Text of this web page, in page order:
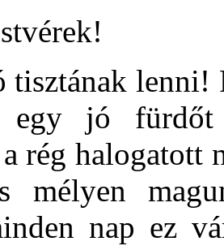
lenni!
egy jó fürdőt
rég halogatott
mélyen
nap ez